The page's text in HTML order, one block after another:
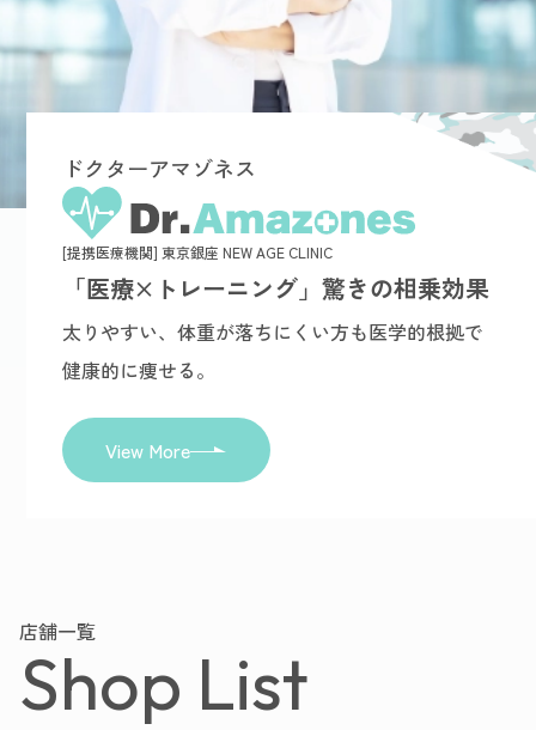
ドクターアマゾネス
[提携医療機関] 東京銀座 NEW AGE CLINIC
「医療×トレーニング」驚きの相乗効果
太りやすい、体重が落ちにくい方も医学的根拠で
健康的に痩せる。
View More
店舗一覧
Shop List